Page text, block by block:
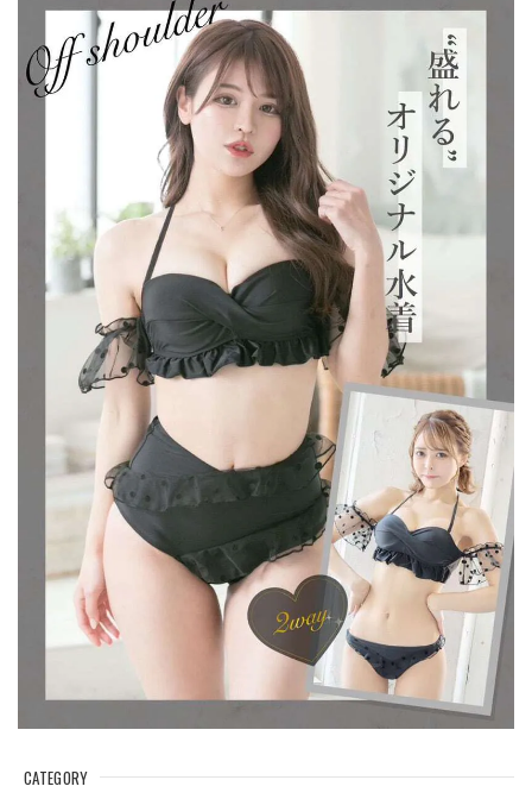
CATEGORY